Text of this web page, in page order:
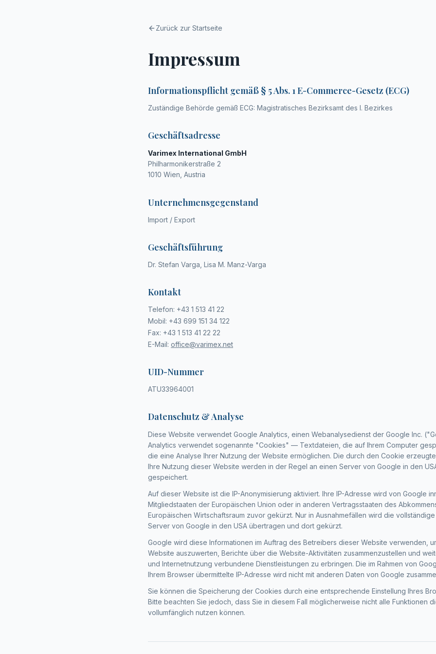
Zurück zur Startseite
Impressum
Informationspflicht gemäß § 5 Abs. 1 E-Commerce-Gesetz (ECG)
Zuständige Behörde gemäß ECG: Magistratisches Bezirksamt des I. Bezirkes
Geschäftsadresse
Varimex International GmbH
Philharmonikerstraße 2
1010 Wien, Austria
Unternehmensgegenstand
Import / Export
Geschäftsführung
Dr. Stefan Varga, Lisa M. Manz-Varga
Kontakt
Telefon: +43 1 513 41 22
Mobil: +43 699 151 34 122
Fax: +43 1 513 41 22 22
E-Mail: office@varimex.net
UID-Nummer
ATU33964001
Datenschutz & Analyse
Diese Website verwendet Google Analytics, einen Webanalysedienst der Google Inc.
Analytics verwendet sogenannte "Cookies" — Textdateien, die auf Ihrem Computer
die eine Analyse Ihrer Nutzung der Website ermöglichen. Die durch den Cookie
Ihre Nutzung dieser Website werden in der Regel an einen Server von Google in den
gespeichert.
Auf dieser Website ist die IP-Anonymisierung aktiviert. Ihre IP-Adresse wird von Google
Mitgliedstaaten der Europäischen Union oder in anderen Vertragsstaaten des
Europäischen Wirtschaftsraum zuvor gekürzt. Nur in Ausnahmefällen wird die
Server von Google in den USA übertragen und dort gekürzt.
Google wird diese Informationen im Auftrag des Betreibers dieser Website verwenden,
Website auszuwerten, Berichte über die Website-Aktivitäten zusammenzustellen und
und Internetnutzung verbundene Dienstleistungen zu erbringen. Die im Rahmen von
Ihrem Browser übermittelte IP-Adresse wird nicht mit anderen Daten von Google
Sie können die Speicherung der Cookies durch eine entsprechende Einstellung Ihres
Bitte beachten Sie jedoch, dass Sie in diesem Fall möglicherweise nicht alle Funktionen
vollumfänglich nutzen können.